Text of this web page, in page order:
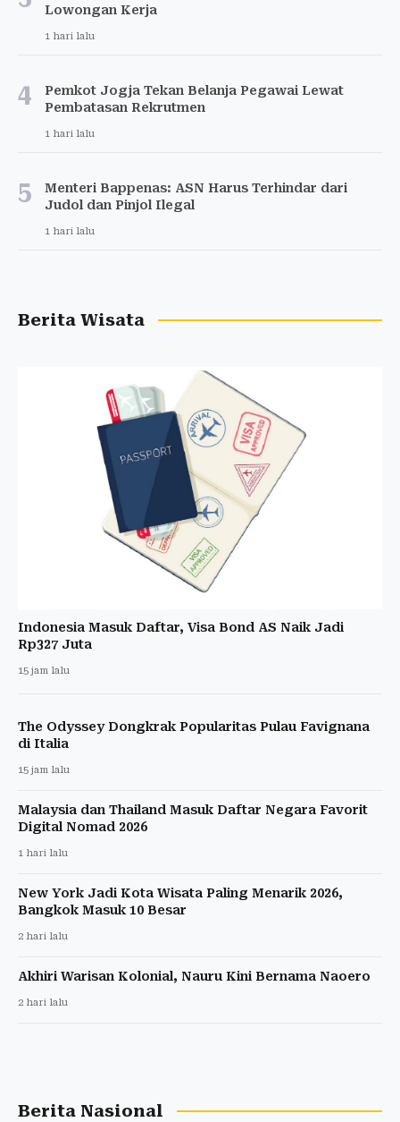
Lowongan Kerja
1 hari lalu
4
Pemkot Jogja Tekan Belanja Pegawai Lewat
Pembatasan Rekrutmen
1 hari lalu
5
Menteri Bappenas: ASN Harus Terhindar dari
Judol dan Pinjol Ilegal
1 hari lalu
Berita Wisata
Indonesia Masuk Daftar, Visa Bond AS Naik Jadi
Rp327 Juta
15 jam lalu
The Odyssey Dongkrak Popularitas Pulau Favignana
di Italia
15 jam lalu
Malaysia dan Thailand Masuk Daftar Negara Favorit
Digital Nomad 2026
1 hari lalu
New York Jadi Kota Wisata Paling Menarik 2026,
Bangkok Masuk 10 Besar
2 hari lalu
Akhiri Warisan Kolonial, Nauru Kini Bernama Naoero
2 hari lalu
Berita Nasional